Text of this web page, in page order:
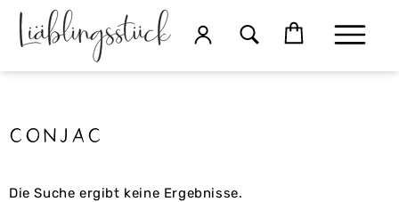
conjac
Die Suche ergibt keine Ergebnisse.